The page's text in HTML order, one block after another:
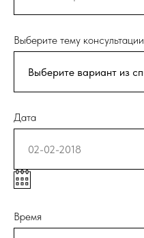
Выберите тему консультации
Дата
Время